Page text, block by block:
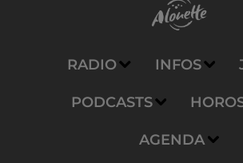
RADIO INFOS
PODCASTS
AGENDA